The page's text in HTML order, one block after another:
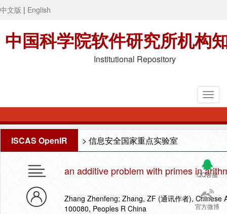
中文版 | English
中国科学院软件研究所机构
Institutional Repository
ISCAS OpenIR > 信息安全国家重点实验室
QQ客服
官方微博
an additive problem with primes in
Zhang Zhenfeng; Zhang, ZF (通讯作者), Chinese
100080, Peoples R China